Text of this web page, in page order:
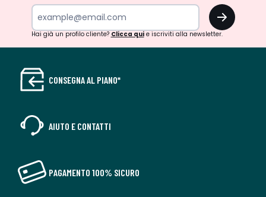
OK
Hai già un profilo cliente? Clicca quie iscriviti alla newsletter.
CONSEGNA AL PIANO*
AIUTO E CONTATTI
PAGAMENTO 100% SICURO